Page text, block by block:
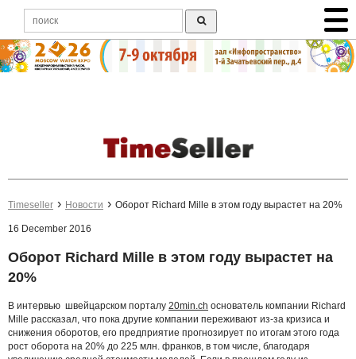
Timeseller Новости Оборот Richard Mille в этом году вырастет на 20%
16 December 2016
Оборот Richard Mille в этом году вырастет на
20%
В интервью швейцарском порталу 20min.ch основатель компании Richard
Mille рассказал, что пока другие компании переживают из-за кризиса и
снижения оборотов, его предприятие прогнозирует по итогам этого года
рост оборота на 20% до 225 млн. франков, в том числе, благодаря